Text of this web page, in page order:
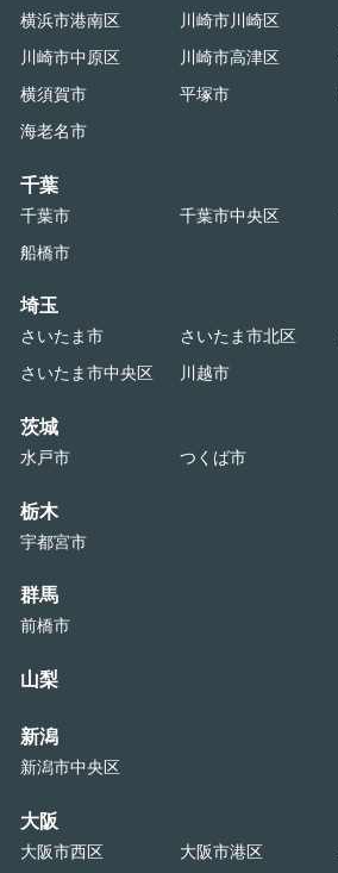
横浜市港南区
川崎市川崎区
川崎市中原区
川崎市高津区
横須賀市
平塚市
海老名市
千葉
千葉市 千葉市中央区
船橋市
埼玉
さいたま市 さいたま市北区
さいたま市中央区
川越市
茨城
水戸市 つくば市
栃木
宇都宮市
群馬
前橋市
山梨
新潟
新潟市中央区
大阪
大阪市西区 大阪市港区